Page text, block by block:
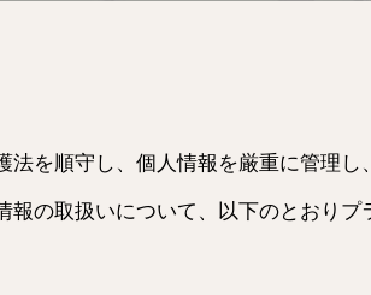
を順守し、個人情報を厳重に管理
の取扱いについて、以下のとおりプ